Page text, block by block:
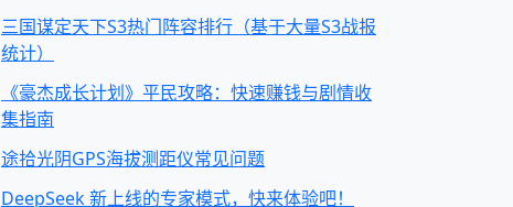
三国谋定天下S3热门阵容排行（基于大量S3战报
统计）
《豪杰成长计划》平民攻略：快速赚钱与剧情收
集指南
途拾光阴GPS海拔测距仪常见问题
DeepSeek 新上线的专家模式，快来体验吧！